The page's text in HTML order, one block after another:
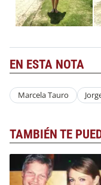
EN ESTA NOTA
Marcela Tauro
TAMBIÉN TE